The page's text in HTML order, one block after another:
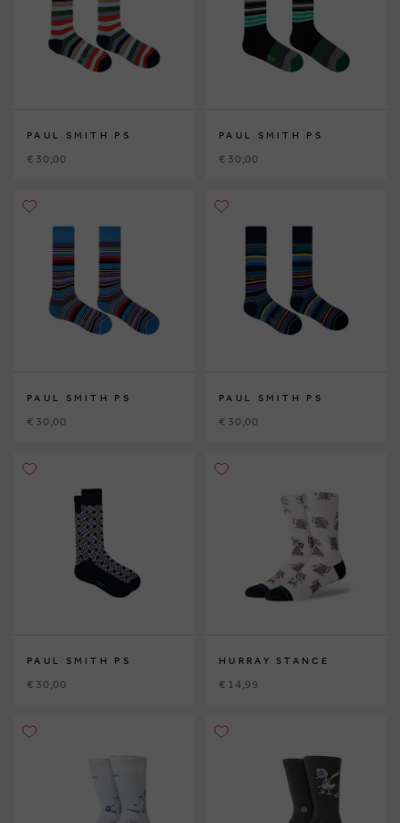
PAUL SMITH PS
€ 30,00
PAUL SMITH PS
€ 30,00
PAUL SMITH PS
€ 30,00
PAUL SMITH PS
€ 30,00
PAUL SMITH PS
€ 30,00
HURRAY STANCE
€ 14,99